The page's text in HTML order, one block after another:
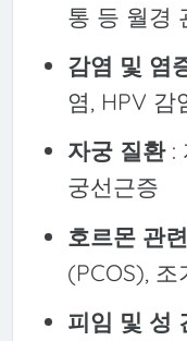
통 등 월경
감염 및 염
염, HPV 감
자궁 질환 :
궁선근증
호르몬 관
(PCOS),
피임 및 성